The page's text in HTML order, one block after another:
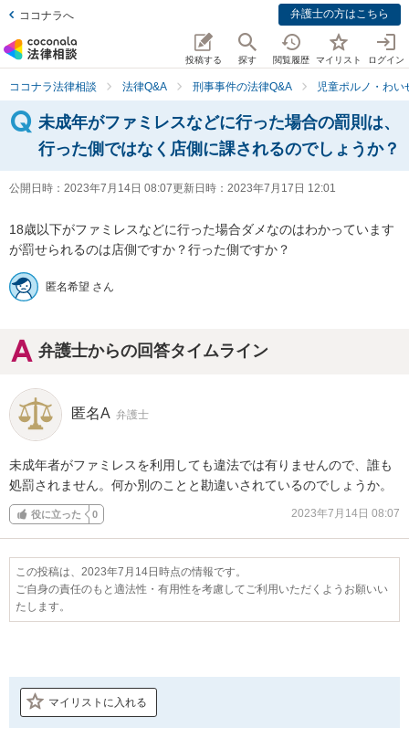
ココナラへ 弁護士の方はこちら
投稿する 探す 閲覧履歴 マイリスト ログイン
ココナラ法律相談 法律Q&A 刑事事件の法律Q&A 児童ポルノ・わ
未成年がファミレスなどに行った場合の罰則は、
行った側ではなく店側に課されるのでしょうか？
公開日時： 2023年7月14日 08:07更新日時： 2023年7月17日 12:01
18歳以下がファミレスなどに行った場合ダメなのはわかっています
が罰せられるのは店側ですか？行った側ですか？
匿名希望 さん
弁護士からの回答タイムライン
匿名A 弁護士
未成年者がファミレスを利用しても違法では有りませんので、誰も
処罰されません。何か別のことと勘違いされているのでしょうか。
役に立った 0 2023年7月14日 08:07
この投稿は、2023年7月14日時点の情報です。
ご自身の責任のもと適法性・有用性を考慮してご利用いただくようお願いい
たします。
マイリストに入れる